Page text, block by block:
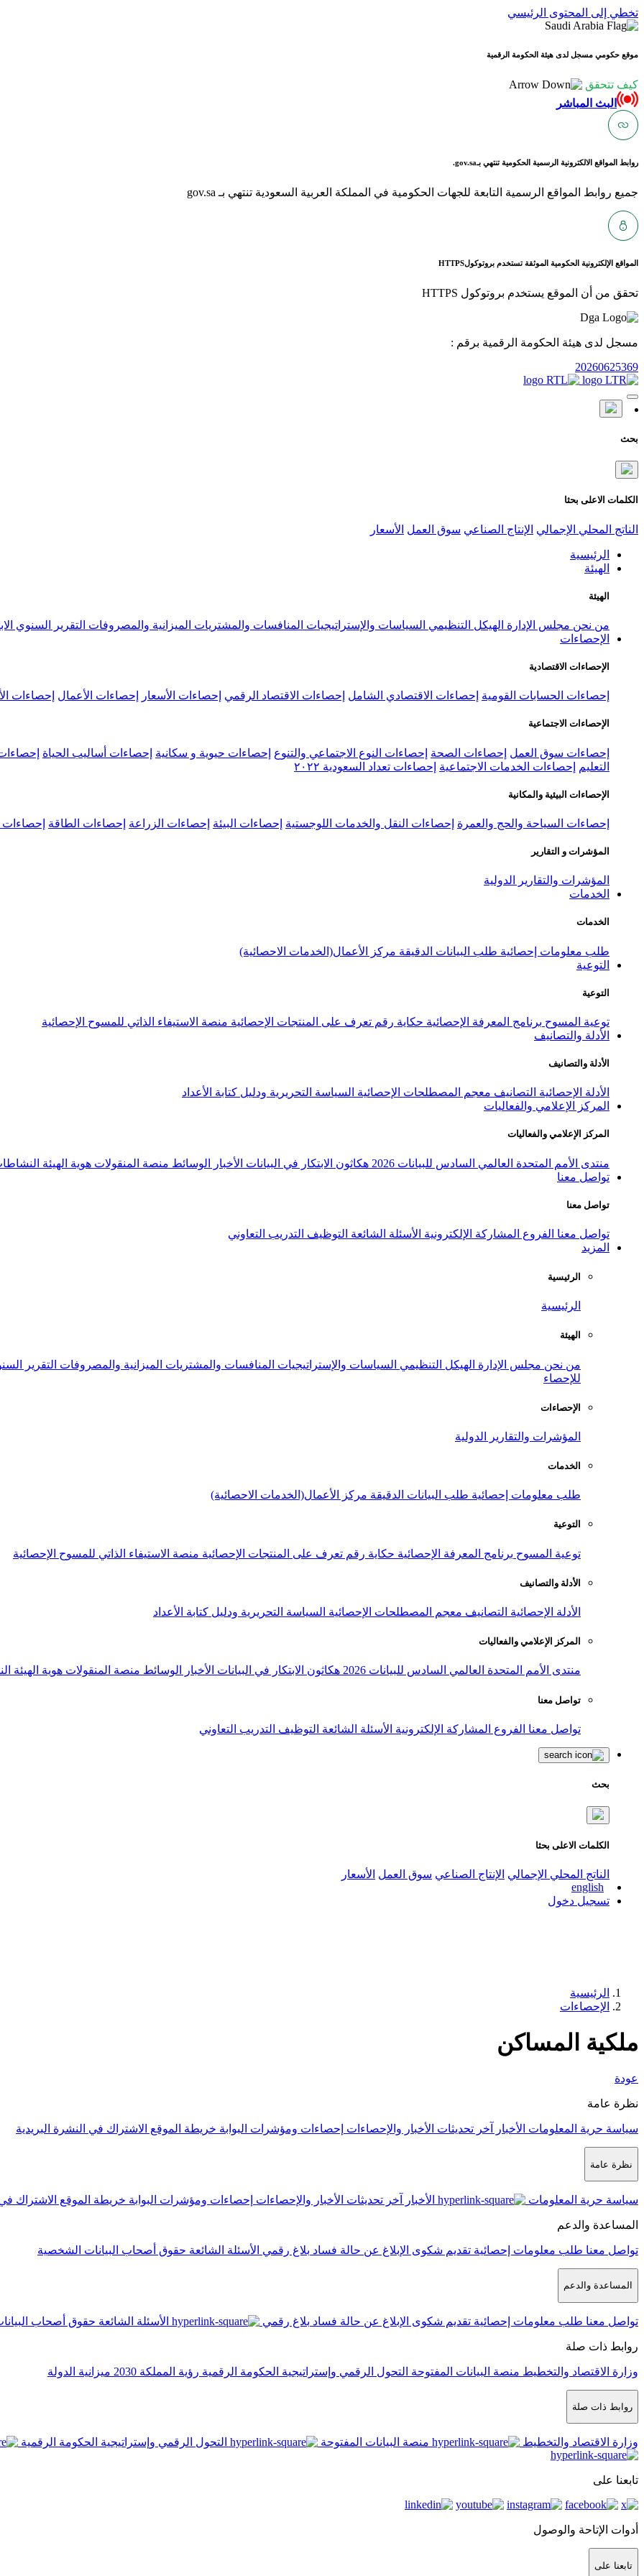
تخطي إلى المحتوى الرئيسي
موقع حكومي مسجل لدى هيئة الحكومة الرقمية
كيف تتحقق
البث المباشر
روابط المواقع الالكترونية الرسمية الحكومية تنتهي بـgov.sa.
جميع روابط المواقع الرسمية التابعة للجهات الحكومية في المملكة العربية السعودية تنتهي بـ gov.sa
المواقع الإلكترونية الحكومية الموثقة تستخدم بروتوكولHTTPS
تحقق من أن الموقع يستخدم بروتوكول HTTPS
مسجل لدى هيئة الحكومة الرقمية برقم :
20260625369
بحث
الكلمات الاعلى بحثا
الناتج المحلي الإجمالي الإنتاج الصناعي سوق العمل الأسعار
الرئيسية
الهيئة
الهيئة
من نحن مجلس الإدارة الهيكل التنظيمي السياسات والإستراتيجيات المنافسات والمشتريات الميزانية والمصروفات التقرير السنوي
الإحصاءات
الإحصاءات الاقتصادية
إحصاءات الحسابات القومية إحصاءات الاقتصادي الشامل إحصاءات الاقتصاد الرقمي إحصاءات الأسعار إحصاءات الأعمال إحصاءات
الإحصاءات الاجتماعية
إحصاءات سوق العمل إحصاءات الصحة إحصاءات النوع الاجتماعي والتنوع إحصاءات حيوية و سكانية إحصاءات أساليب الحياة
التعليم
إحصاءات الخدمات الاجتماعية إحصاءات تعداد السعودية ٢٠٢٢
الإحصاءات البيئية والمكانية
إحصاءات السياحة والحج والعمرة إحصاءات النقل والخدمات اللوجستية إحصاءات البيئة إحصاءات الزراعة إحصاءات الطاقة إحصاءات
المؤشرات و التقارير
المؤشرات والتقارير الدولية
الخدمات
الخدمات
طلب معلومات إحصائية طلب البيانات الدقيقة مركز الأعمال(الخدمات الاحصائية)
التوعية
التوعية
توعية المسوح برنامج المعرفة الإحصائية حكاية رقم تعرف على المنتجات الإحصائية منصة الاستيفاء الذاتي للمسوح الإحصائية
الأدلة والتصانيف
الأدلة والتصانيف
الأدلة الإحصائية التصانيف معجم المصطلحات الإحصائية السياسة التحريرية ودليل كتابة الأعداد
المركز الإعلامي والفعاليات
المركز الإعلامي والفعاليات
منتدى الأمم المتحدة العالمي السادس للبيانات 2026 هكاثون الابتكار في البيانات الأخبار الوسائط منصة المنقولات هوية الهيئة
تواصل معنا
تواصل معنا
تواصل معنا الفروع المشاركة الإلكترونية الأسئلة الشائعة التوظيف التدريب التعاوني
المزيد
الرئيسية
الرئيسية
الهيئة
من نحن مجلس الإدارة الهيكل التنظيمي السياسات والإستراتيجيات المنافسات والمشتريات الميزانية والمصروفات التقرير
للإحصاء
الإحصاءات
المؤشرات والتقارير الدولية
الخدمات
طلب معلومات إحصائية طلب البيانات الدقيقة مركز الأعمال(الخدمات الاحصائية)
التوعية
توعية المسوح برنامج المعرفة الإحصائية حكاية رقم تعرف على المنتجات الإحصائية منصة الاستيفاء الذاتي للمسوح الإحصائية
الأدلة والتصانيف
الأدلة الإحصائية التصانيف معجم المصطلحات الإحصائية السياسة التحريرية ودليل كتابة الأعداد
المركز الإعلامي والفعاليات
منتدى الأمم المتحدة العالمي السادس للبيانات 2026 هكاثون الابتكار في البيانات الأخبار الوسائط منصة المنقولات هوية الهيئة
تواصل معنا
تواصل معنا الفروع المشاركة الإلكترونية الأسئلة الشائعة التوظيف التدريب التعاوني
بحث
الكلمات الاعلى بحثا
الناتج المحلي الإجمالي الإنتاج الصناعي سوق العمل الأسعار
english
تسجيل دخول
الرئيسية
الإحصاءات
ملكية المساكن
عودة
نظرة عامة
سياسة حرية المعلومات الأخبار آخر تحديثات الأخبار والإحصاءات إحصاءات ومؤشرات البوابة خريطة الموقع الاشتراك في النشرة البريدية
نظرة عامة
سياسة حرية المعلومات الأخبار آخر تحديثات الأخبار والإحصاءات إحصاءات ومؤشرات البوابة خريطة الموقع الاشتراك
المساعدة والدعم
تواصل معنا طلب معلومات إحصائية تقديم شكوى الإبلاغ عن حالة فساد بلاغ رقمي الأسئلة الشائعة حقوق أصحاب البيانات الشخصية
المساعدة والدعم
تواصل معنا طلب معلومات إحصائية تقديم شكوى الإبلاغ عن حالة فساد بلاغ رقمي الأسئلة الشائعة حقوق أصحاب
روابط ذات صلة
وزارة الاقتصاد والتخطيط منصة البيانات المفتوحة التحول الرقمي وإستراتيجية الحكومة الرقمية رؤية المملكة 2030 ميزانية الدولة
روابط ذات صلة
وزارة الاقتصاد والتخطيط منصة البيانات المفتوحة التحول الرقمي وإستراتيجية الحكومة الرقمية
تابعنا على
أدوات الإتاحة والوصول
تابعنا على